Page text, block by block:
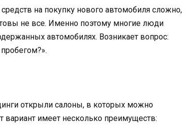
на покупку нового автомобиля сложно,
не все. Именно поэтому многие люди
автомобилях. Возникает вопрос:
открыли салоны, в которых можно
вариант имеет несколько преимуществ: